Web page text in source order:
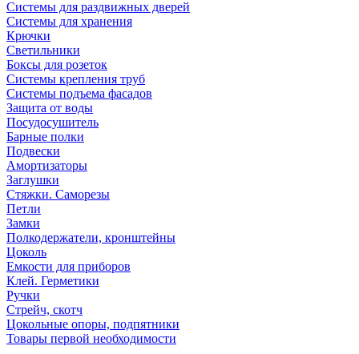
Системы для раздвижных дверей
Системы для хранения
Крючки
Светильники
Боксы для розеток
Системы крепления труб
Системы подъема фасадов
Защита от воды
Посудосушитель
Барные полки
Подвески
Амортизаторы
Заглушки
Стяжки. Саморезы
Петли
Замки
Полкодержатели, кронштейны
Цоколь
Емкости для приборов
Клей. Герметики
Ручки
Стрейч, скотч
Цокольные опоры, подпятники
Товары первой необходимости